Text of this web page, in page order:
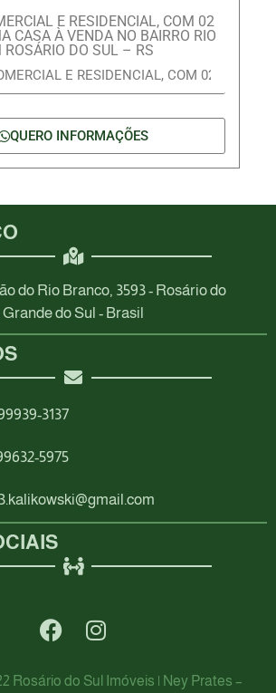
E RESIDENCIAL, COM 02
CASA À VENDA NO BAIRRO RIO
ROSÁRIO DO SUL – RS
QUERO INFORMAÇÕES
do Rio Branco, 3593 - Rosário do
do Sul - Brasil
3137
5975
Rosário do Sul Imóveis | Ney Prates –